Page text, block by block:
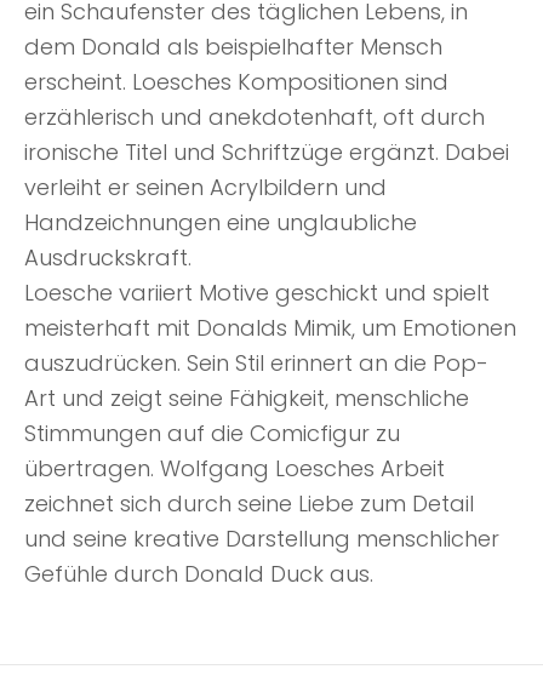
ein Schaufenster des täglichen Lebens, in
dem Donald als beispielhafter Mensch
erscheint. Loesches Kompositionen sind
erzählerisch und anekdotenhaft, oft durch
ironische Titel und Schriftzüge ergänzt. Dabei
verleiht er seinen Acrylbildern und
Handzeichnungen eine unglaubliche
Ausdruckskraft.
Loesche variiert Motive geschickt und spielt
meisterhaft mit Donalds Mimik, um Emotionen
auszudrücken. Sein Stil erinnert an die Pop-
Art und zeigt seine Fähigkeit, menschliche
Stimmungen auf die Comicfigur zu
übertragen. Wolfgang Loesches Arbeit
zeichnet sich durch seine Liebe zum Detail
und seine kreative Darstellung menschlicher
Gefühle durch Donald Duck aus.